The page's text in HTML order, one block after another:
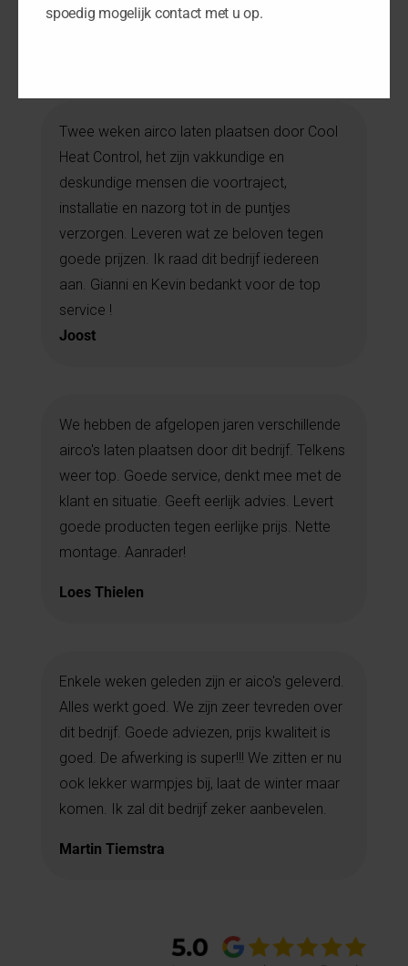
Twee weken airco laten plaatsen door Cool
Heat Control, het zijn vakkundige en
deskundige mensen die voortraject,
installatie en nazorg tot in de puntjes
verzorgen. Leveren wat ze beloven tegen
goede prijzen. Ik raad dit bedrijf iedereen
aan. Gianni en Kevin bedankt voor de top
service !
Joost
We hebben de afgelopen jaren verschillende
airco's laten plaatsen door dit bedrijf. Telkens
weer top. Goede service, denkt mee met de
klant en situatie. Geeft eerlijk advies. Levert
goede producten tegen eerlijke prijs. Nette
montage. Aanrader!
Loes Thielen
Enkele weken geleden zijn er aico's geleverd.
Alles werkt goed. We zijn zeer tevreden over
dit bedrijf. Goede adviezen, prijs kwaliteit is
goed. De afwerking is super!!! We zitten er nu
ook lekker warmpjes bij, laat de winter maar
komen. Ik zal dit bedrijf zeker aanbevelen.
Martin Tiemstra
spoedig mogelijk contact met u op.